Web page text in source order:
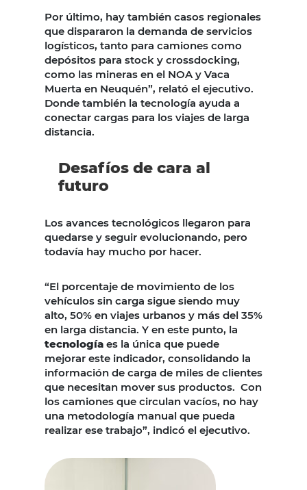
Por último, hay también casos regionales
que dispararon la demanda de servicios
logísticos, tanto para camiones como
depósitos para stock y crossdocking,
como las mineras en el NOA y Vaca
Muerta en Neuquén”, relató el ejecutivo.
Donde también la tecnología ayuda a
conectar cargas para los viajes de larga
distancia.
Desafíos de cara al
futuro
Los avances tecnológicos llegaron para
quedarse y seguir evolucionando, pero
todavía hay mucho por hacer.
“El porcentaje de movimiento de los
vehículos sin carga sigue siendo muy
alto, 50% en viajes urbanos y más del 35%
en larga distancia. Y en este punto, la
tecnología es la única que puede
mejorar este indicador, consolidando la
información de carga de miles de clientes
que necesitan mover sus productos. Con
los camiones que circulan vacíos, no hay
una metodología manual que pueda
realizar ese trabajo”, indicó el ejecutivo.